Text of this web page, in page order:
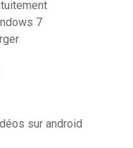
7
sur android